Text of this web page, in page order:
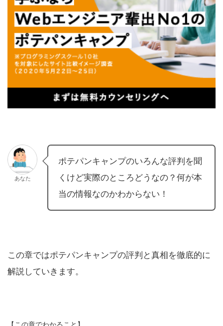
あなた
ポテパンキャンプのいろんな評判を聞
くけど実際のところどうなの？何が本
当の情報なのかわからない！
この章ではポテパンキャンプの評判と真相を徹底的に
解説していきます。